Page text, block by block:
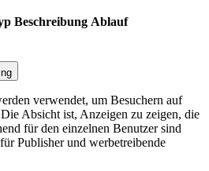
Beschreibung Ablauf
verwendet, um Besuchern auf
Absicht ist, Anzeigen zu zeigen, die
für den einzelnen Benutzer sind
Publisher und werbetreibende